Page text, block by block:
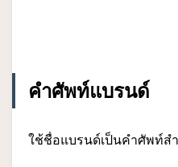
คำศัพท์แบรนด์
ใช้ชื่อแบรนด์เป็นคำศัพท์ส